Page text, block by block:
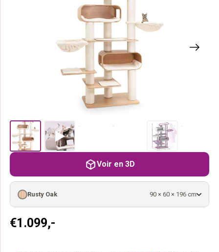
€1.099,-
Rusty Oak 90 × 60 × 196 cm
Voir en 3D